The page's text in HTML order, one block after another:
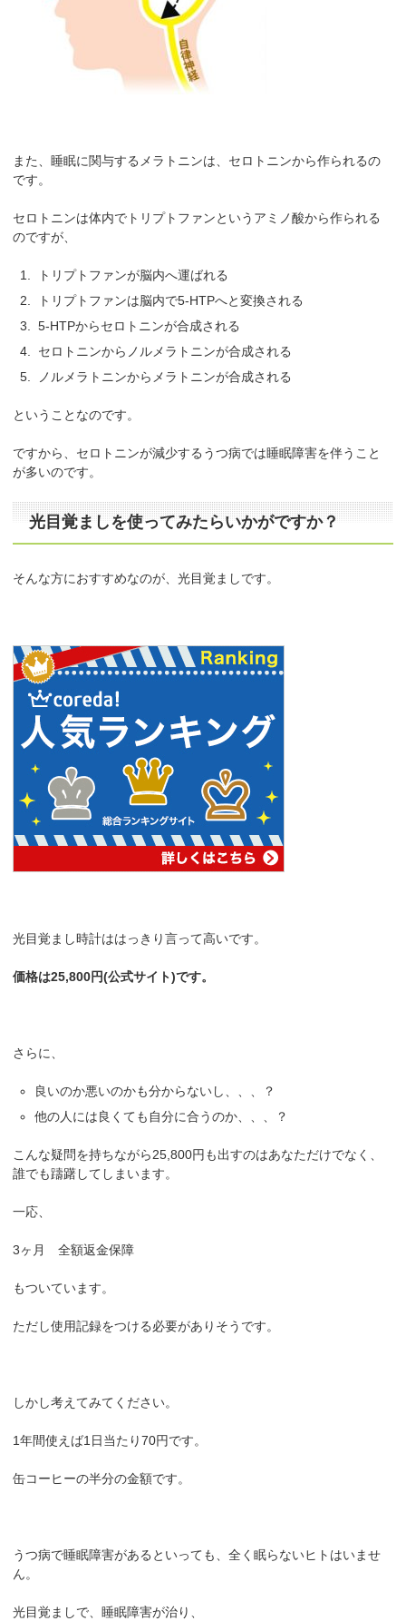
また、睡眠に関与するメラトニンは、セロトニンから作られるの
です。
セロトニンは体内でトリプトファンというアミノ酸から作られる
のですが、
トリプトファンが脳内へ運ばれる
トリプトファンは脳内で5-HTPへと変換される
5-HTPからセロトニンが合成される
セロトニンからノルメラトニンが合成される
ノルメラトニンからメラトニンが合成される
ということなのです。
ですから、セロトニンが減少するうつ病では睡眠障害を伴うこと
が多いのです。
光目覚ましを使ってみたらいかがですか？
そんな方におすすめなのが、光目覚ましです。
光目覚まし時計ははっきり言って高いです。
価格は25,800円(公式サイト)です。
さらに、
良いのか悪いのかも分からないし、、、？
他の人には良くても自分に合うのか、、、？
こんな疑問を持ちながら25,800円も出すのはあなただけでなく、
誰でも躊躇してしまいます。
一応、
3ヶ月 全額返金保障
もついています。
ただし使用記録をつける必要がありそうです。
しかし考えてみてください。
1年間使えば1日当たり70円です。
缶コーヒーの半分の金額です。
うつ病で睡眠障害があるといっても、全く眠らないヒトはいませ
ん。
光目覚ましで、睡眠障害が治り、